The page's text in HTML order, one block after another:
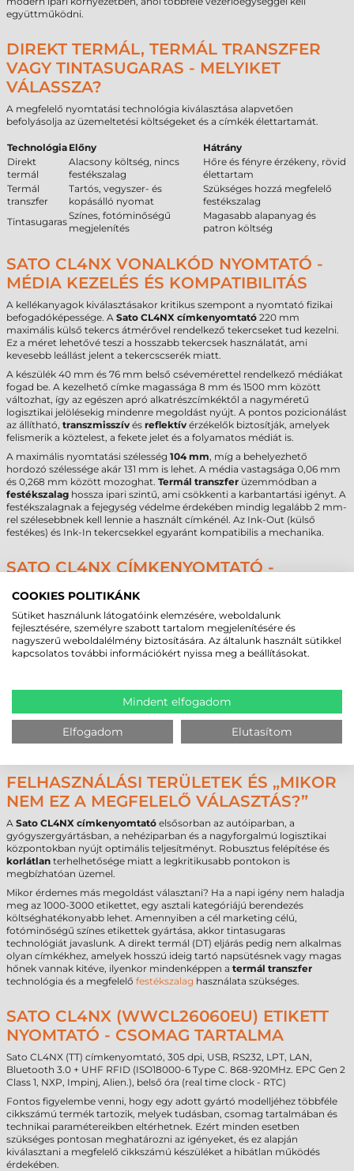
együttműködni.
DIREKT TERMÁL, TERMÁL TRANSZFER
VAGY TINTASUGARAS - MELYIKET
VÁLASSZA?
A megfelelő nyomtatási technológia kiválasztása alapvetően
befolyásolja az üzemeltetési költségeket és a címkék élettartamát.
Technológia Előny
Hátrány
Direkt
termál
Alacsony költség, nincs
festékszalag
Hőre és fényre érzékeny, rövid
élettartam
Termál
transzfer
Tartós, vegyszer- és
kopásálló nyomat
Szükséges hozzá megfelelő
festékszalag
Tintasugaras
Színes, fotóminőségű
megjelenítés
Magasabb alapanyag és
patron költség
SATO CL4NX VONALKÓD NYOMTATÓ -
MÉDIA KEZELÉS ÉS KOMPATIBILITÁS
A kellékanyagok kiválasztásakor kritikus szempont a nyomtató fizikai
befogadóképessége. A Sato CL4NX címkenyomtató 220 mm
maximális külső tekercs átmérővel rendelkező tekercseket tud kezelni.
Ez a méret lehetővé teszi a hosszabb tekercsek használatát, ami
kevesebb leállást jelent a tekercscserék miatt.
A készülék 40 mm és 76 mm belső csévemérettel rendelkező médiákat
fogad be. A kezelhető címke magassága 8 mm és 1500 mm között
változhat, így az egészen apró alkatrészcímkéktől a nagyméretű
logisztikai jelölésekig mindenre megoldást nyújt. A pontos pozicionálást
az állítható, transzmisszív és reflektív érzékelők biztosítják, amelyek
felismerik a köztelest, a fekete jelet és a folyamatos médiát is.
A maximális nyomtatási szélesség 104 mm, míg a behelyezhető
hordozó szélessége akár 131 mm is lehet. A média vastagsága 0,06 mm
és 0,268 mm között mozoghat. Termál transzfer üzemmódban a
festékszalag hossza ipari szintű, ami csökkenti a karbantartási igényt. A
festékszalagnak a fejegység védelme érdekében mindig legalább 2 mm-
rel szélesebbnek kell lennie a használt címkénél. Az Ink-Out (külső
festékes) és Ink-In tekercsekkel egyaránt kompatibilis a mechanika.
SATO CL4NX CÍMKENYOMTATÓ -
MŰSZAKI PARAMÉTEREK
beszerzési döntés támogatásához:
Márka
Sato
Modell
Felbontás
300 dpi
220 mm
Cséveméret
40 mm / 76 mm
Ethernet,Bluetooth
Garancia
12 hónap
FELHASZNÁLÁSI TERÜLETEK ÉS „MIKOR
NEM EZ A MEGFELELŐ VÁLASZTÁS?”
A Sato CL4NX címkenyomtató elsősorban az autóiparban, a
gyógyszergyártásban, a nehéziparban és a nagyforgalmú logisztikai
központokban nyújt optimális teljesítményt. Robusztus felépítése és
korlátlan terhelhetősége miatt a legkritikusabb pontokon is
megbízhatóan üzemel.
Mikor érdemes más megoldást választani? Ha a napi igény nem haladja
meg az 1000-3000 etikettet, egy asztali kategóriájú berendezés
költséghatékonyabb lehet. Amennyiben a cél marketing célú,
fotóminőségű színes etikettek gyártása, akkor tintasugaras
technológiát javaslunk. A direkt termál (DT) eljárás pedig nem alkalmas
olyan címkékhez, amelyek hosszú ideig tartó napsütésnek vagy magas
hőnek vannak kitéve, ilyenkor mindenképpen a termál transzfer
technológia és a megfelelő festékszalag használata szükséges.
SATO CL4NX (WWCL26060EU) ETIKETT
NYOMTATÓ - CSOMAG TARTALMA
Sato CL4NX (TT) címkenyomtató, 305 dpi, USB, RS232, LPT, LAN,
Bluetooth 3.0 + UHF RFID (ISO18000-6 Type C. 868-920MHz. EPC Gen 2
Class 1, NXP, Impinj, Alien.), belső óra (real time clock - RTC)
Fontos figyelembe venni, hogy egy adott gyártó modelljéhez többféle
cikkszámú termék tartozik, melyek tudásban, csomag tartalmában és
technikai paramétereikben eltérhetnek. Ezért minden esetben
szükséges pontosan meghatározni az igényeket, és ez alapján
kiválasztani a megfelelő cikkszámú készüléket a hibátlan működés
érdekében.
COOKIES POLITIKÁNK
Sütiket használunk látogatóink elemzésére, weboldalunk
fejlesztésére, személyre szabott tartalom megjelenítésére és
nagyszerű weboldalélmény biztosítására. Az általunk használt sütikkel
kapcsolatos további információkért nyissa meg a beállításokat.
Mindent elfogadom
Elfogadom Elutasítom